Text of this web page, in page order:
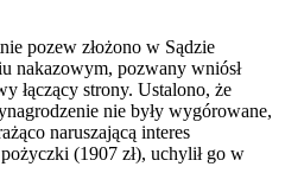
pozew złożono w Sądzie
nakazowym, pozwany wniósł
łączący strony. Ustalono, że
nie były wygórowane,
naruszającą interes
(1907 zł), uchylił go w